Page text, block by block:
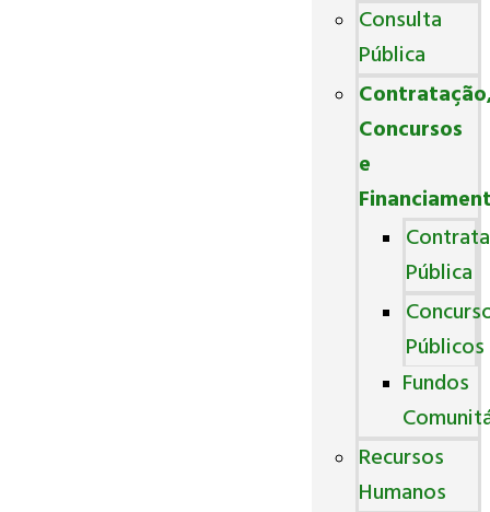
Consulta
Pública
Concursos
e
Pública
Públicos
Fundos
Recursos
Humanos